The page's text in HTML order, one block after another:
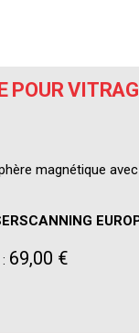
POUR
magnétique
69,00 €